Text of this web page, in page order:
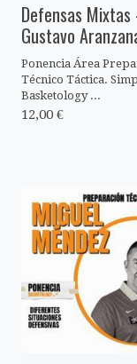
Defensas Mixtas
Gustavo
Ponencia Área
Técnico Táctica.
Basketology ...
12,00 €